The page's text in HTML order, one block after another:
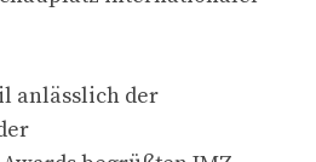
anlässlich der